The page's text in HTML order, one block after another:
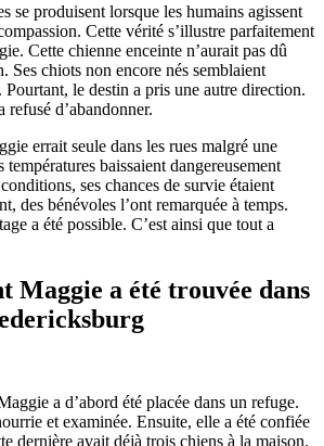
se produisent lorsque les humains agissent
Cette vérité s’illustre parfaitement
Cette chienne enceinte n’aurait pas dû
Ses chiots non encore nés semblaient
Pourtant, le destin a pris une autre direction.
d’abandonner.
errait seule dans les rues malgré une
températures baissaient dangereusement
ses chances de survie étaient
des bénévoles l’ont remarquée à temps.
a été possible. C’est ainsi que tout a
Maggie a été trouvée dans
a d’abord été placée dans un refuge.
et examinée. Ensuite, elle a été confiée
dernière avait déjà trois chiens à la maison.